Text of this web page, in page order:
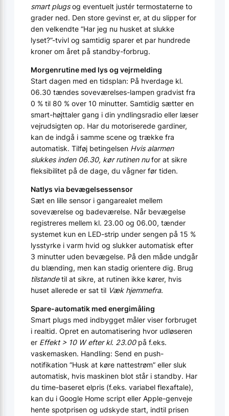
smart plugsog eventuelt justér termostaterne to
grader ned. Den store gevinst er, at du slipper for
den velkendte “Har jeg nu husket at slukke
lyset?”-tvivl og samtidig sparer et par hundrede
kroner om året på standby-forbrug.
Morgenrutine med lys og vejrmelding
Start dagen med en tidsplan: På hverdage kl.
06.30 tændes soveværelses-lampen gradvist fra
0 % til 80 % over 10 minutter. Samtidig sætter en
smart-højttaler gang i din yndlingsradio eller læser
vejrudsigten op. Har du motoriserede gardiner,
kan de indgå i samme scene og trække fra
automatisk. Tilføj betingelsen Hvis alarmen
slukkes inden 06.30, kør rutinen nufor at sikre
fleksibilitet på de dage, du vågner før tiden.
Natlys via bevægelsessensor
Sæt en lille sensor i gangarealet mellem
soveværelse og badeværelse. Når bevægelse
registreres mellem kl. 23.00 og 06.00, tænder
systemet kun en LED-strip under sengen på 15 %
lysstyrke i varm hvid og slukker automatisk efter
3 minutter uden bevægelse. På den måde undgår
du blænding, men kan stadig orientere dig. Brug
tilstandetil at sikre, at rutinen ikke kører, hvis
huset allerede er sat til Væk hjemmefra.
Spare-automatik med energimåling
Smart plugs med indbygget måler viser forbruget
i realtid. Opret en automatisering hvor udløseren
er Effekt > 10 W efter kl. 23.00på f.eks.
vaskemasken. Handling: Send en push-
notifikation “Husk at køre nattestrøm” eller sluk
automatisk, hvis maskinen blot står i standby. Har
du time-baseret elpris (f.eks. variabel flexaftale),
kan du i Google Home script eller Apple-genveje
hente spotprisen og udskyde start, indtil prisen